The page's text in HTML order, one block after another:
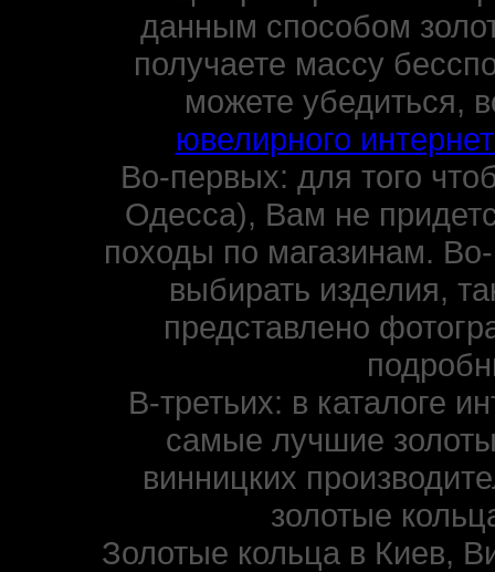
данным способом
получаете массу
можете убедиться,
ювелирного
Во-первых: для того
Одесса), Вам не
походы по магазинам.
выбирать изделия,
представлено
В-третьих: в каталоге
самые лучшие
винницких
золотые
Золотые кольца в Киев,